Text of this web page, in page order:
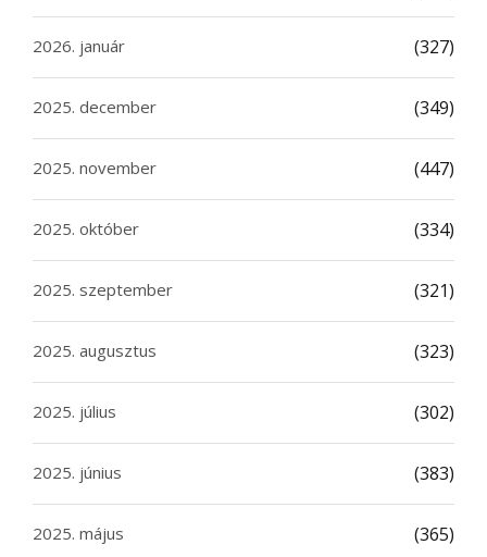
2026. január (327)
2025. december (349)
2025. november (447)
2025. október (334)
2025. szeptember (321)
2025. augusztus (323)
2025. július (302)
2025. június (383)
2025. május (365)